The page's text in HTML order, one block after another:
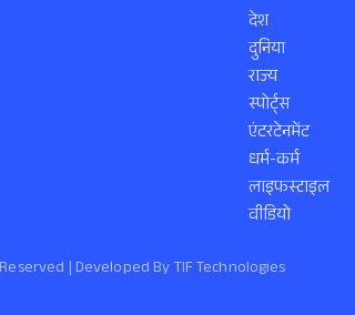
देश
दुनिया
राज्य
स्पोर्ट्स
एंटरटेनमेंट
धर्म-कर्म
लाइफस्टाइल
वीडियो
Reserved | Developed ByTIF Technologies